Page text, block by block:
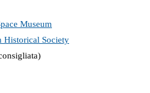
Museum
Historical Society